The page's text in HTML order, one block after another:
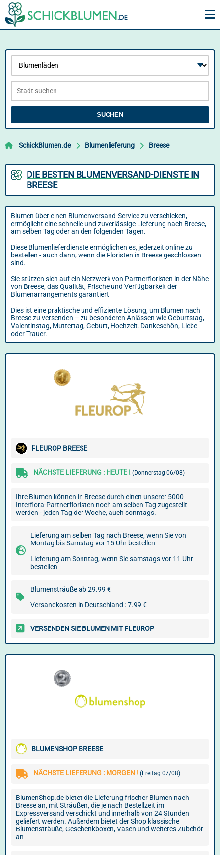
SUCHEN
SchickBlumen.de Blumenlieferung Breese
DIE BESTEN BLUMENVERSAND-DIENSTE IN
BREESE
Blumen über einen Blumenversand-Service zu verschicken,
ermöglicht eine schnelle und zuverlässige Lieferung nach Breese,
am selben Tag oder an den folgenden Tagen.
Diese Blumenlieferdienste ermöglichen es, jederzeit online zu
bestellen - auch dann, wenn die Floristen in Breese geschlossen
sind.
Sie stützen sich auf ein Netzwerk von Partnerfloristen in der Nähe
von Breese, das Qualität, Frische und Verfügbarkeit der
Blumenarrangements garantiert.
Dies ist eine praktische und effiziente Lösung, um Blumen nach
Breese zu versenden – zu besonderen Anlässen wie Geburtstag,
Valentinstag, Muttertag, Geburt, Hochzeit, Dankeschön, Liebe
oder Trauer.
FLEUROP BREESE
NÄCHSTE LIEFERUNG : HEUTE ! (Donnerstag 06/08)
Ihre Blumen können in Breese durch einen unserer 5000
Interflora-Partnerfloristen noch am selben Tag zugestellt
werden - jeden Tag der Woche, auch sonntags.
Lieferung am selben Tag nach Breese, wenn Sie von
Montag bis Samstag vor 15 Uhr bestellen
Lieferung am Sonntag, wenn Sie samstags vor 11 Uhr
bestellen
Blumensträuße ab 29.99 €
Versandkosten in Deutschland : 7.99 €
VERSENDEN SIE BLUMEN MIT FLEUROP
BLUMENSHOP BREESE
NÄCHSTE LIEFERUNG : MORGEN ! (Freitag 07/08)
BlumenShop.de bietet die Lieferung frischer Blumen nach
Breese an, mit Sträußen, die je nach Bestellzeit im
Expressversand verschickt und innerhalb von 24 Stunden
geliefert werden. Außerdem bietet der Shop klassische
Blumensträuße, Geschenkboxen, Vasen und weiteres Zubehör
an